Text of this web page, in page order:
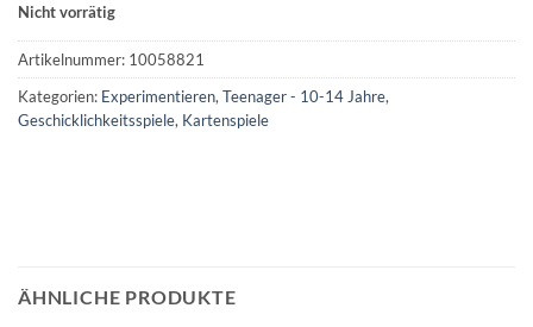
Nicht vorrätig
Artikelnummer: 10058821
Kategorien: Experimentieren, Teenager - 10-14 Jahre,
Geschicklichkeitsspiele, Kartenspiele
ÄHNLICHE PRODUKTE